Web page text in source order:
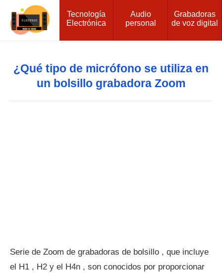
Tecnología
Electrónica
Audio
personal
Grabadoras
de voz digital
¿Qué tipo de micrófono se utiliza en
un bolsillo grabadora Zoom
Serie de Zoom de grabadoras de bolsillo , que incluye
el H1 , H2 y el H4n , son conocidos por proporcionar